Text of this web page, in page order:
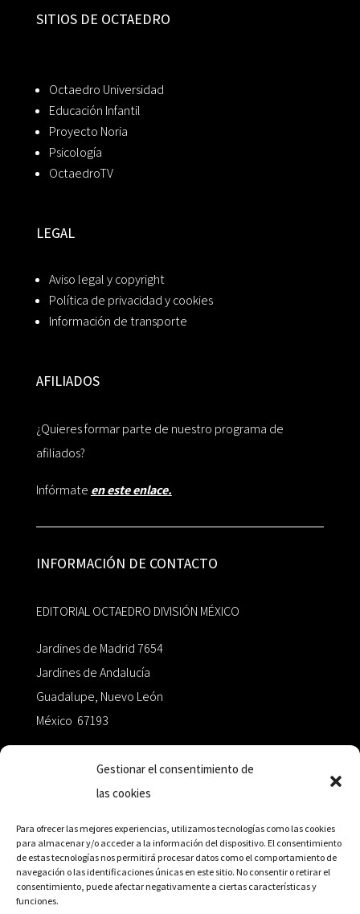
Gestionar el consentimiento de
las cookies
Para ofrecer las mejores experiencias, utilizamos tecnologías como las cookies
para almacenar y/o acceder a la información del dispositivo. El consentimiento
de estas tecnologías nos permitirá procesar datos como el comportamiento de
navegación o las identificaciones únicas en este sitio. No consentir o retirar el
consentimiento, puede afectar negativamente a ciertas características y
funciones.
SITIOS DE OCTAEDRO
Octaedro Universidad
Educación Infantil
Proyecto Noria
Psicología
OctaedroTV
LEGAL
Aviso legal y copyright
Política de privacidad y cookies
Información de transporte
AFILIADOS
¿Quieres formar parte de nuestro programa de
afiliados?
Infórmate en este enlace.
INFORMACIÓN DE CONTACTO
EDITORIAL OCTAEDRO DIVISIÓN MÉXICO
Jardines de Madrid 7654
Jardines de Andalucía
Guadalupe, Nuevo León
México 67193
+52 811.499.5638
RED DE DISTRIBUCIÓN
Distribuidores en México y Octaedro internacional